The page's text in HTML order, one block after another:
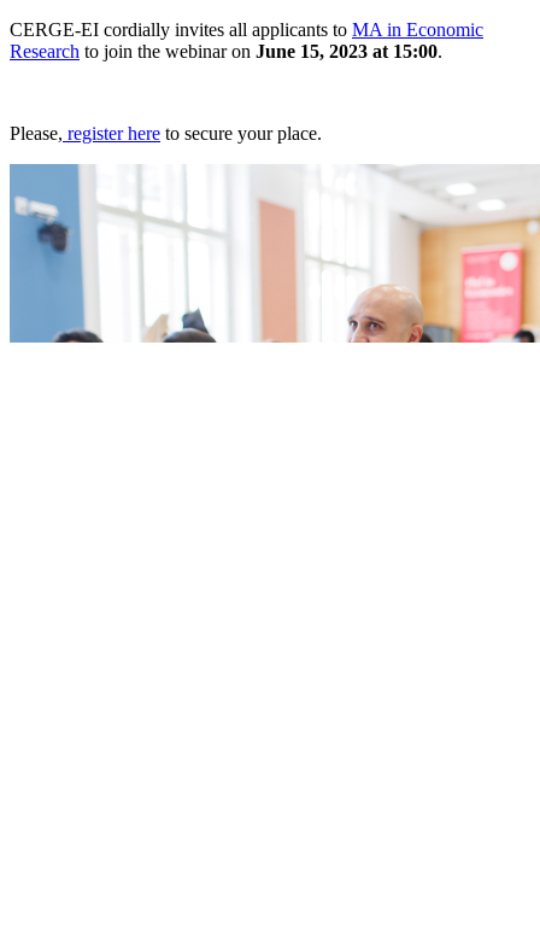
CERGE-EI cordially invites all applicants to MA in Economic
Research to join the webinar on June 15, 2023 at 15:00.
Please, register here to secure your place.